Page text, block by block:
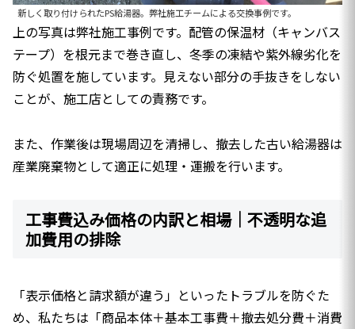
新しく取り付けられたPS給湯器。弊社施工チームによる交換事例です。
上の写真は弊社施工事例です。配管の保温材（キャンバス
テープ）を根元まで巻き直し、冬季の凍結や紫外線劣化を
防ぐ処置を施しています。見えない部分の手抜きをしない
ことが、施工店としての責務です。
また、作業後は現場周辺を清掃し、撤去した古い給湯器は
産業廃棄物として適正に処理・運搬を行います。
工事費込み価格の内訳と相場｜不透明な追
加費用の排除
「表示価格と請求額が違う」といったトラブルを防ぐた
め、私たちは「商品本体＋基本工事費＋撤去処分費＋消費